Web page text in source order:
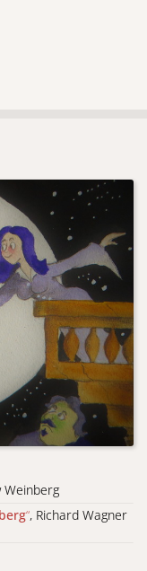
Weinberg
“, Richard Wagner